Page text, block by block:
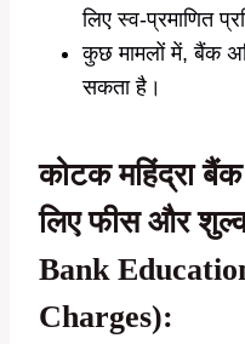
लिए स्व-प्रमाणित
कुछ मामलों में, बैंक
सकता है।
कोटक महिंद्रा
लिए फीस और
Bank
Charges):